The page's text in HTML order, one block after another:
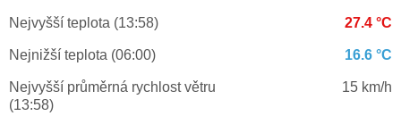
Nejvyšší teplota (13:58) 27.4 °C
Nejnižší teplota (06:00) 16.6 °C
Nejvyšší průměrná rychlost větru
(13:58)
15 km/h